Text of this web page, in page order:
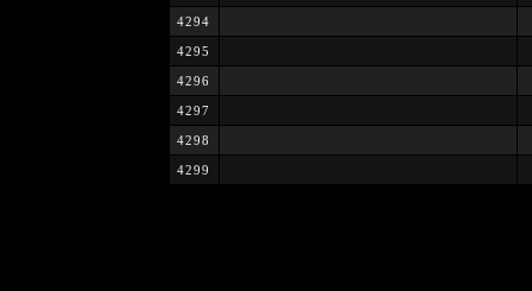
4294
4295
4296
4297
4298
4299